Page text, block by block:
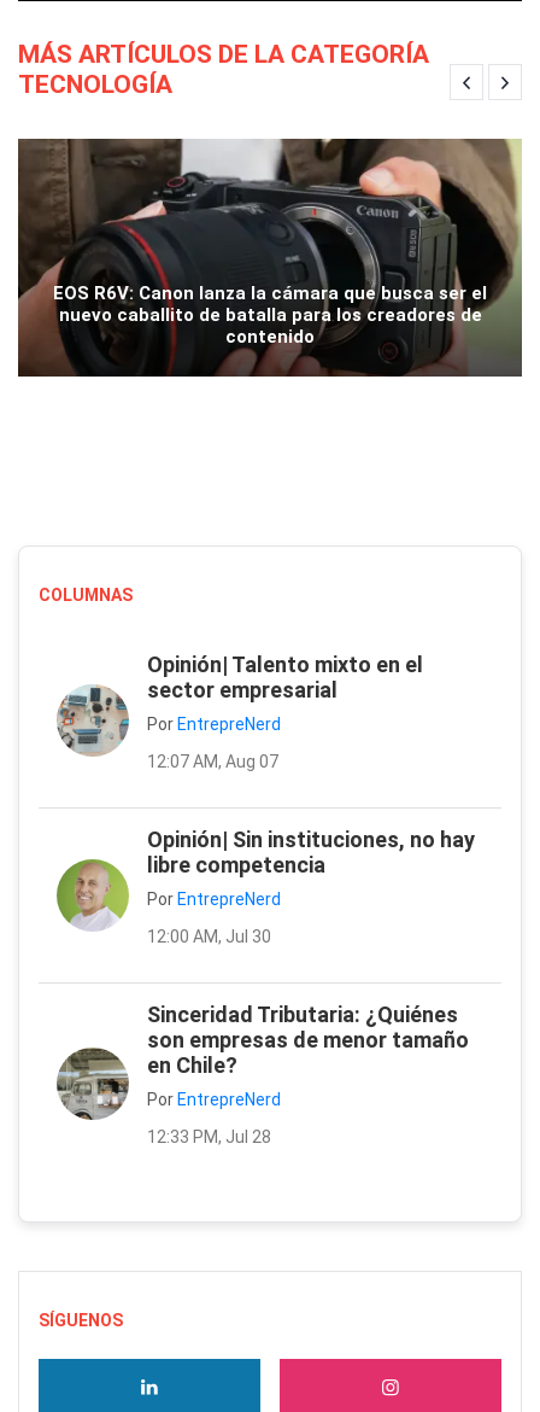
MÁS ARTÍCULOS DE LA CATEGORÍA
TECNOLOGÍA
EOS R6V: Canon lanza la cámara que busca ser el
nuevo caballito de batalla para los creadores de
contenido
COLUMNAS
Opinión| Talento mixto en el
sector empresarial
Por EntrepreNerd
12:07 AM, Aug 07
Opinión| Sin instituciones, no hay
libre competencia
Por EntrepreNerd
12:00 AM, Jul 30
Sinceridad Tributaria: ¿Quiénes
son empresas de menor tamaño
en Chile?
Por EntrepreNerd
12:33 PM, Jul 28
SÍGUENOS